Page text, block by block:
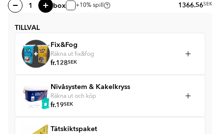
box +10% spill 1366.56SEK
TILLVAL
Fix&Fog
Räkna ut fix&fog
fr.128SEK
Nivåsystem & Kakelkryss
Räkna ut och köp
fr.19SEK
Tätskiktspaket